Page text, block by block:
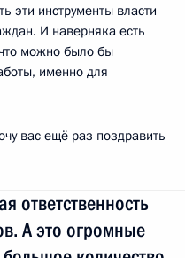
эти инструменты власти
И наверняка есть
можно было бы
именно для
вас ещё раз поздравить
ответственность
А это огромные